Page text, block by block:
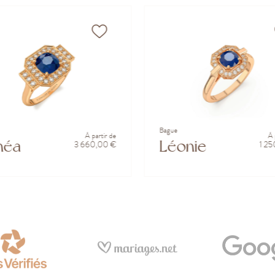
À partir de
3 660,00 €
Bague
Léonie
À
1